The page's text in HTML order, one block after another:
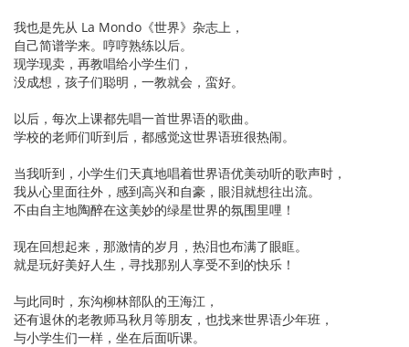
我也是先从 La Mondo《世界》杂志上，
自己简谱学来。哼哼熟练以后。
现学现卖，再教唱给小学生们，
没成想，孩子们聪明，一教就会，蛮好。
以后，每次上课都先唱一首世界语的歌曲。
学校的老师们听到后，都感觉这世界语班很热闹。
当我听到，小学生们天真地唱着世界语优美动听的歌声时，
我从心里面往外，感到高兴和自豪，眼泪就想往出流。
不由自主地陶醉在这美妙的绿星世界的氛围里哩！
现在回想起来，那激情的岁月，热泪也布满了眼眶。
就是玩好美好人生，寻找那别人享受不到的快乐！
与此同时，东沟柳林部队的王海江，
还有退休的老教师马秋月等朋友，也找来世界语少年班，
与小学生们一样，坐在后面听课。